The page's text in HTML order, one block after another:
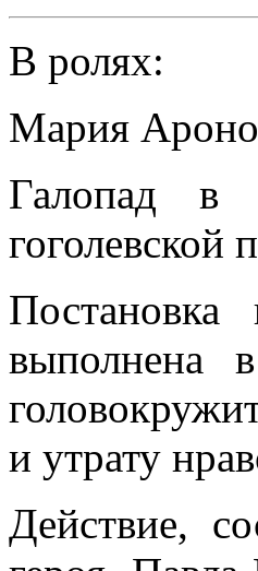
В ролях:
Мария
Галопад в
гоголевской
выполнена
и утрату
Действие,